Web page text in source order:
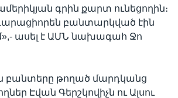
գրին քարտ ունեցողին։
բանտարկված էին
ասել է ԱՄՆ նախագահ Ջո
բանտերը թողած մարդկանց
Էվան Գերշկովիչն ու Ալսու